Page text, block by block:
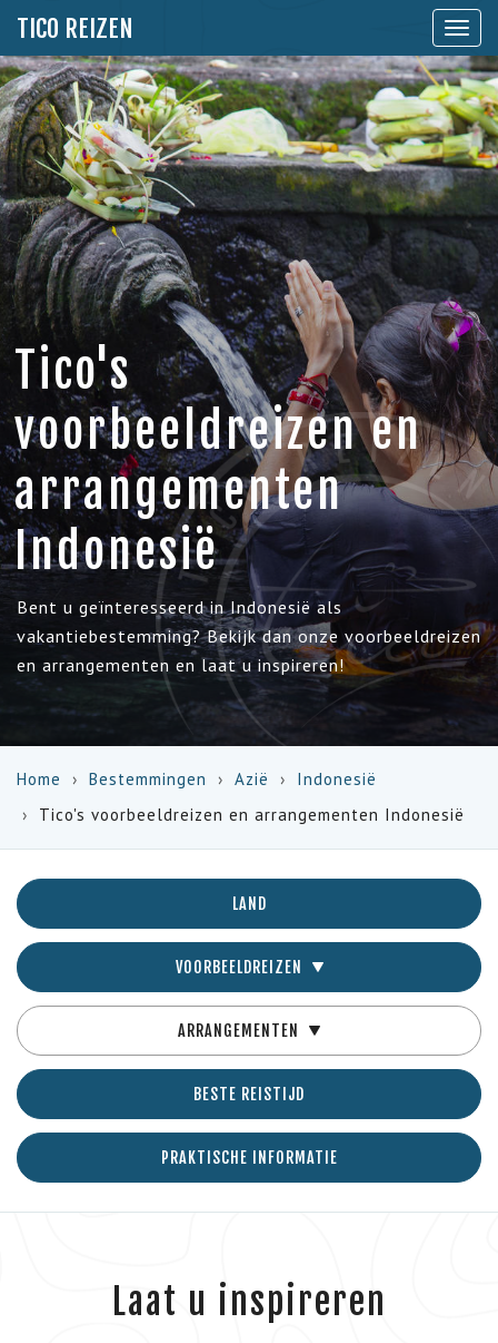
TICO REIZEN
Toon
Tico's
voorbeeldreizen en
arrangementen
Indonesië
Bent u geïnteresseerd in Indonesië als
vakantiebestemming? Bekijk dan onze voorbeeldreizen
en arrangementen en laat u inspireren!
Home Bestemmingen Azië
Indonesië
Tico's voorbeeldreizen en arrangementen Indonesië
LAND
VOORBEELDREIZEN
ARRANGEMENTEN
BESTE REISTIJD
PRAKTISCHE INFORMATIE
Laat u inspireren